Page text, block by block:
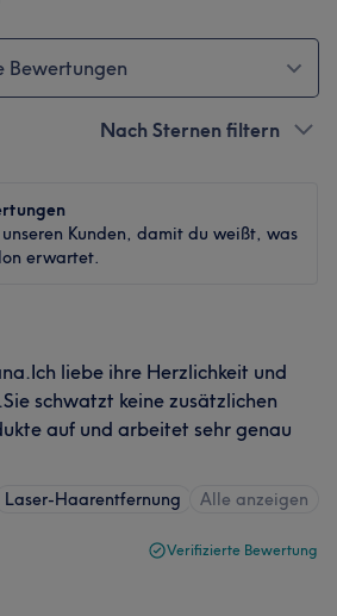
Bewertungen
Nach Sternen filtern
Kunden, damit du weißt, was
erwartet.
liebe ihre Herzlichkeit und
schwatzt keine zusätzlichen
auf und arbeitet sehr genau
Laser-Haarentfernung Alle anzeigen
Verifizierte Bewertung